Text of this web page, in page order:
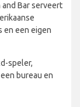
Bar serveert
en een eigen
speler,
bureau en